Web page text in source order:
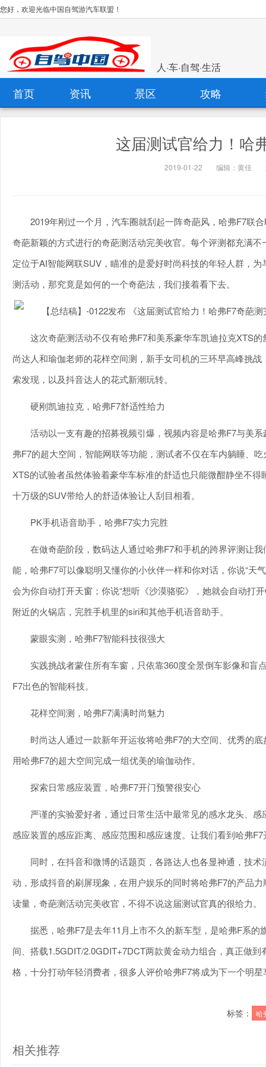
您好，欢迎光临中国自驾游汽车联盟！
人·车·自驾·生活
首页 资讯 景区 攻略
这届测试官给力！哈
2019-01-22 编辑：黄佳
2019年刚过一个月，汽车圈就刮起一阵奇葩风，哈弗F7联
奇葩新颖的方式进行的奇葩测活动完美收官。每个评测都充满
定位于AI智能网联SUV，瞄准的是爱好时尚科技的年轻人群，
测活动，那究竟是如何的一个奇葩法，我们接着看下去。
这次奇葩测活动不仅有哈弗F7和美系豪华车凯迪拉克XTS
尚达人和瑜伽老师的花样空间测，新手女司机的三环早高峰挑
索发现，以及抖音达人的花式新潮玩转。
硬刚凯迪拉克，哈弗F7舒适性给力
活动以一支有趣的招募视频引爆，视频内容是哈弗F7与美
弗F7的超大空间，智能网联等功能，测试者不仅在车内躺睡、
XTS的试验者虽然体验着豪华车标准的舒适也只能微酣静坐不
十万级的SUV带给人的舒适体验让人刮目相看。
PK手机语音助手，哈弗F7实力完胜
在做奇葩阶段，数码达人通过哈弗F7和手机的跨界评测让
能，哈弗F7可以像聪明又懂你的小伙伴一样和你对话，你说“天
会为你自动打开天窗；你说“想听《沙漠骆驼》，她就会自动打
附近的火锅店，完胜手机里的siri和其他手机语音助手。
蒙眼实测，哈弗F7智能科技很强大
实践挑战者蒙住所有车窗，只依靠360度全景倒车影像和
F7出色的智能科技。
花样空间测，哈弗F7满满时尚魅力
时尚达人通过一款新年开运妆将哈弗F7的大空间、优秀的
用哈弗F7的超大空间完成一组优美的瑜伽动作。
探索日常感应装置，哈弗F7开门预警很安心
严谨的实验爱好者，通过日常生活中最常见的感水龙头、
感应装置的感应距离、感应范围和感应速度。让我们看到哈弗
同时，在抖音和微博的话题页，各路达人也各显神通，技
动，形成抖音的刷屏现象，在用户娱乐的同时将哈弗F7的产品
读量，奇葩测活动完美收官，不得不说这届测试官真的很给力。
据悉，哈弗F7是去年11月上市不久的新车型，是哈弗F系
间、搭载1.5GDIT/2.0GDIT+7DCT两款黄金动力组合，真正做
格，十分打动年轻消费者，很多人评价哈弗F7将成为下一个明
标签： 哈
相关推荐